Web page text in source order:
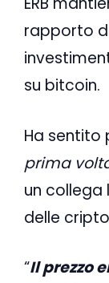
rapporto
su bitcoin.
Ha sentito
prima
un
delle
“Il prezzo